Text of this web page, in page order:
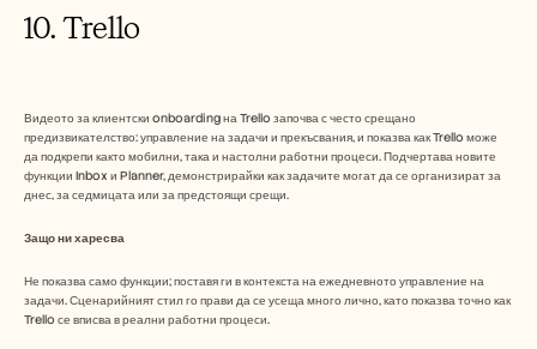
10. Trello
Видеото за клиентски onboarding на Trello започва с често срещано
предизвикателство: управление на задачи и прекъсвания, и показва как Trello може
да подкрепи както мобилни, така и настолни работни процеси. Подчертава новите
функции Inbox и Planner, демонстрирайки как задачите могат да се организират за
днес, за седмицата или за предстоящи срещи.
Защо ни харесва
Не показва само функции; поставя ги в контекста на ежедневното управление на
задачи. Сценарийният стил го прави да се усеща много лично, като показва точно как
Trello се вписва в реални работни процеси.